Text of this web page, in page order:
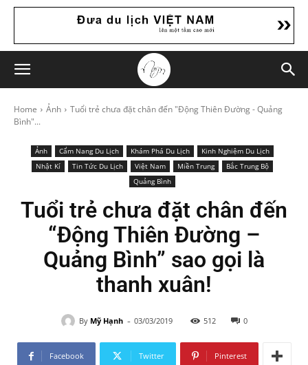
Home Ảnh
Tuổi trẻ chưa đặt chân đến "Động Thiên Đường - Quảng
Bình"...
Ảnh Cẩm Nang Du Lịch Khám Phá Du Lịch
Kinh Nghiệm Du Lịch
Nhật Kí
Tin Tức Du Lịch Việt Nam Miền Trung
Bắc Trung Bộ
Quảng Bình
Tuổi trẻ chưa đặt chân đến
“Động Thiên Đường –
Quảng Bình” sao gọi là
thanh xuân!
By Mỹ Hạnh - 03/03/2019 512 0
Facebook Twitter Pinterest